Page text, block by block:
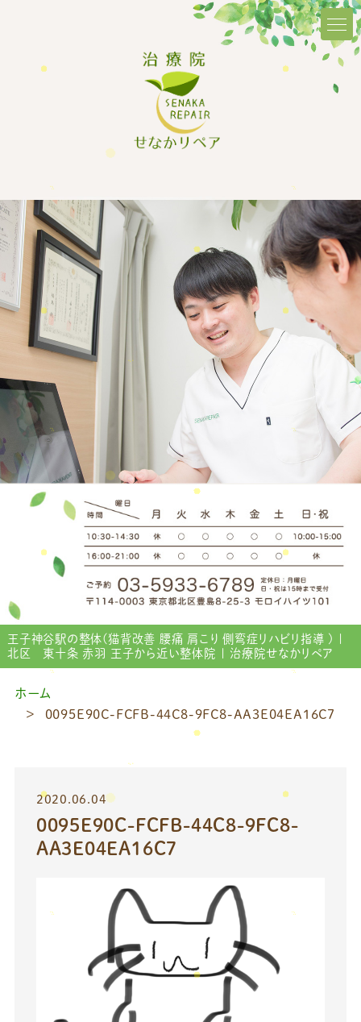
王子神谷駅の整体(猫背改善 腰痛 肩こり 側弯症リハビリ指導 ) |
北区 東十条 赤羽 王子から近い整体院 | 治療院せなかリペア
ホーム
0095E90C-FCFB-44C8-9FC8-AA3E04EA16C7
2020.06.04
0095E90C-FCFB-44C8-9FC8-
AA3E04EA16C7